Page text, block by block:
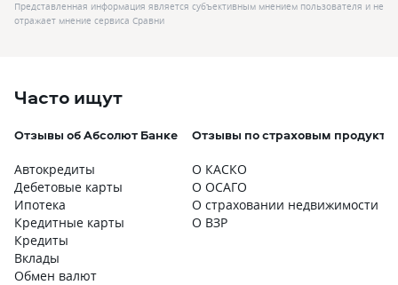
Представленная информация является субъективным мнением пользователя и не
отражает мнение сервиса Сравни
Часто ищут
Отзывы об Абсолют Банке
Автокредиты
Дебетовые карты
Ипотека
Кредитные карты
Кредиты
Вклады
Обмен валют
Отзывы по страховым
О КАСКО
О ОСАГО
О страховании недвижимости
О ВЗР